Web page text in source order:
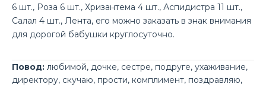
6 шт., Роза 6 шт., Хризантема 4 шт., Аспидистра 11 шт.,
Салал 4 шт., Лента, его можно заказать в знак внимания
для дорогой бабушки круглосуточно.
Повод: любимой, дочке, сестре, подруге, ухаживание,
директору, скучаю, прости, комплимент, поздравляю,